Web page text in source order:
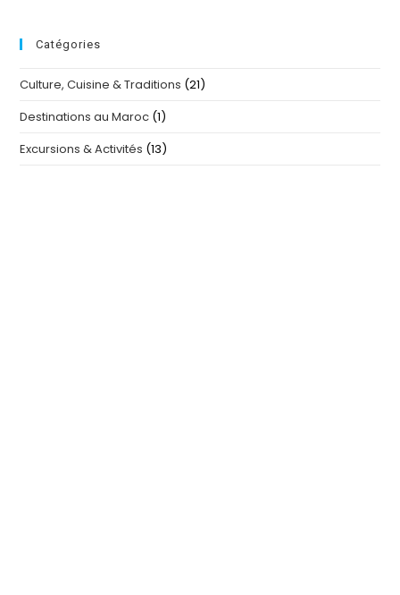
Catégories
Culture, Cuisine & Traditions (21)
Destinations au Maroc (1)
Excursions & Activités (13)